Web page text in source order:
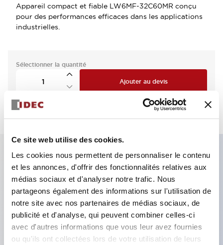
Ce site web utilise des cookies.
Les cookies nous permettent de personnaliser le contenu
et les annonces, d'offrir des fonctionnalités relatives aux
médias sociaux et d'analyser notre trafic. Nous
partageons également des informations sur l'utilisation de
notre site avec nos partenaires de médias sociaux, de
publicité et d'analyse, qui peuvent combiner celles-ci
avec d'autres informations que vous leur avez fournies
ou qu'ils ont collectées lors de votre utilisation de leurs
Appareil compact et fiable LW6MF-32C60MR conçu
pour des performances efficaces dans les applications
industrielles.
Sélectionner la quantité
Ajouter au devis
Caractéristiques clés
Le montage en groupe serré est possible, et le
montage/démontage de l’unité de contact est
également facile même lors du montage en groupe
serré.